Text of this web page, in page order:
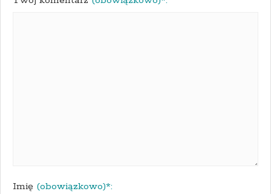
Imię (obowiązkowo)*: